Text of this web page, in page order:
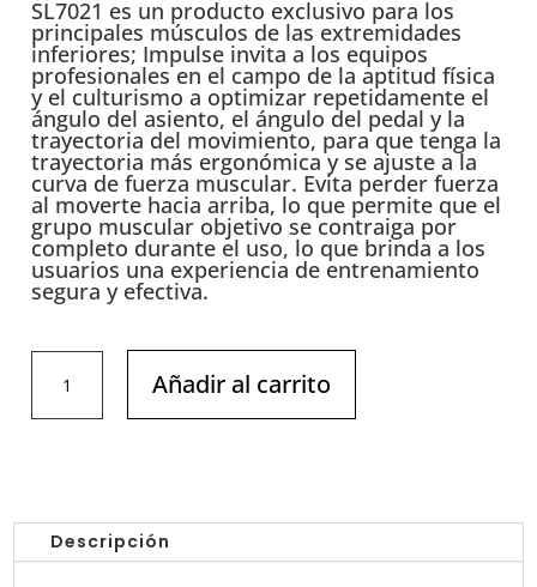
SL7021 es un producto exclusivo para los
principales músculos de las extremidades
inferiores; Impulse invita a los equipos
profesionales en el campo de la aptitud física
y el culturismo a optimizar repetidamente el
ángulo del asiento, el ángulo del pedal y la
trayectoria del movimiento, para que tenga la
trayectoria más ergonómica y se ajuste a la
curva de fuerza muscular. Evita perder fuerza
al moverte hacia arriba, lo que permite que el
grupo muscular objetivo se contraiga por
completo durante el uso, lo que brinda a los
usuarios una experiencia de entrenamiento
segura y efectiva.
Squat
IMPULSE
Añadir al carrito
Descripción